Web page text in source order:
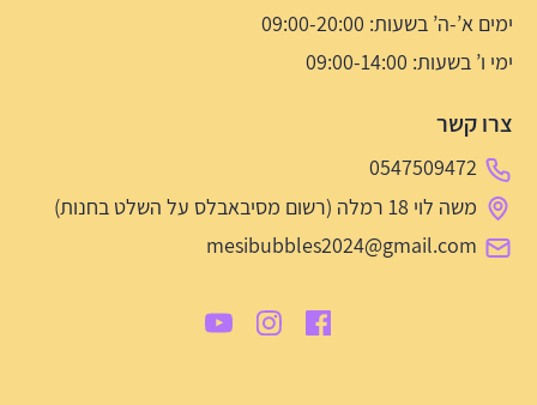
ימים א’-ה’ בשעות: 09:00-20:00
ימי ו’ בשעות: 09:00-14:00
צרו קשר
0547509472
משה לוי 18 רמלה (רשום מסיבאבלס על השלט בחנות)
mesibubbles2024@gmail.com